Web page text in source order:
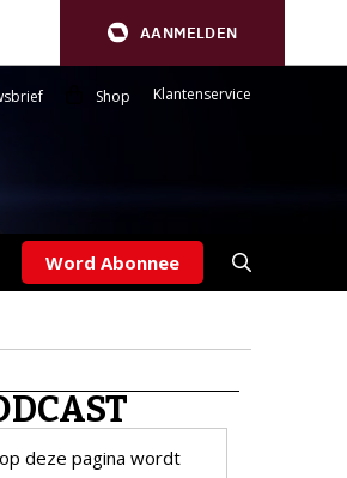
AANMELDEN
Shop Klantenservice
Word Abonnee
deze pagina wordt